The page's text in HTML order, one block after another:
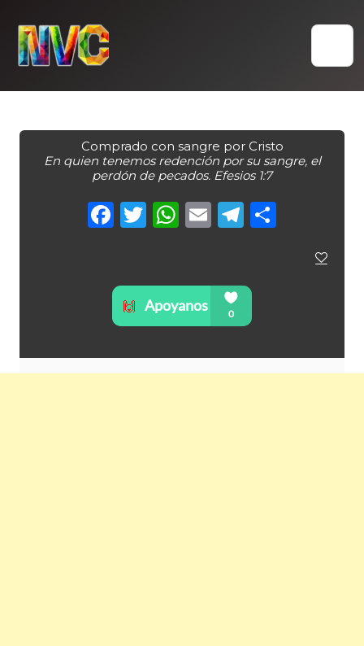
content
Comprado con sangre por Cristo
En quien tenemos redención por su sangre, el
perdón de pecados. Efesios 1:7
Facebook
Twitter
WhatsApp
Email